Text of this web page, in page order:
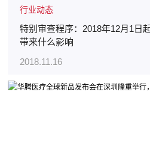
行业动态
特别审查程序：2018年12月1日
带来什么影响
2018.11.16